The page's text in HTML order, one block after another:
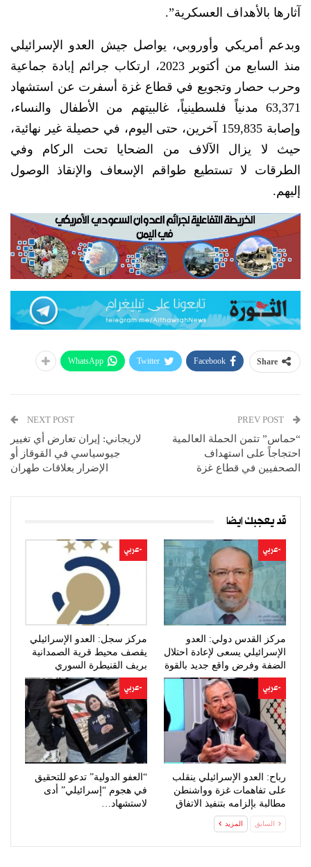
آثارها بالأهداف العسكرية”.
وبدعم أمريكي وأوروبي، يواصل جيش العدو الإسرائيلي
منذ السابع من أكتوبر 2023، ارتكاب جرائم إبادة جماعية
وحرب حصار وتجويع في قطاع غزة أسفرت عن استشهاد
63,371 مدنياً فلسطينياً، غالبيتهم من الأطفال والنساء،
وإصابة 159,835 آخرين، حتى اليوم، في حصيلة غير نهائية،
حيث لا يزال الآلاف من الضحايا تحت الركام وفي
الطرقات لا تستطيع طواقم الإسعاف والإنقاذ الوصول
إليهم.
Share
Facebook
Twitter
WhatsApp
“حماس” تثمن الحملة العالمية
احتجاجاً على استهداف
الصحفيين في قطاع غزة
NEXT POST
لاريجاني: إيران تعارض أي تغيير
جيوسياسي في القوقاز أو
الإضرار بعلاقات طهران
قد يعجبك ايضا
-عربي
مركز القدس دولي: العدو
الإسرائيلي يسعى لإعادة احتلال
الضفة وفرض واقع جديد بالقوة
-عربي
مركز سجل: العدو الإسرائيلي
يقصف محيط قرية الصمدانية
بريف القنيطرة السوري
-عربي
رباح: العدو الإسرائيلي ينقلب
على تفاهمات غزة وواشنطن
مطالبة بإلزامه بتنفيذ الاتفاق
-عربي
“العفو الدولية” تدعو للتحقيق
في هجوم “إسرائيلي” أدى
لاستشهاد…
السابق المزيد